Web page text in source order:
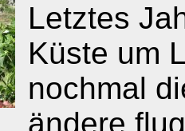
Letztes
Küste um
nochmal
ändere